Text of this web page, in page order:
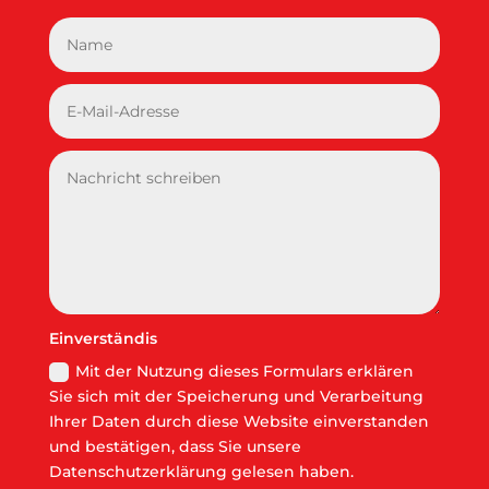
Einverständis
Mit der Nutzung dieses Formulars erklären
Sie sich mit der Speicherung und Verarbeitung
Ihrer Daten durch diese Website einverstanden
und bestätigen, dass Sie unsere
Datenschutzerklärung gelesen haben.